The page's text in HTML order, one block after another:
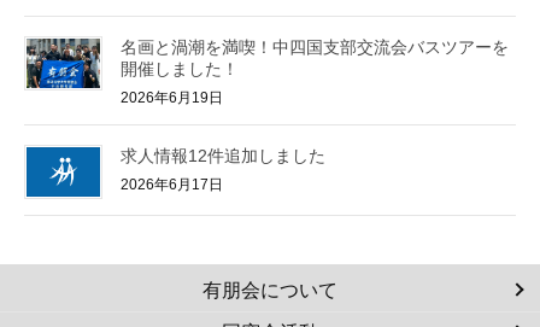
名画と渦潮を満喫！中四国支部交流会バスツアーを
開催しました！
2026年6月19日
求人情報12件追加しました
2026年6月17日
有朋会について